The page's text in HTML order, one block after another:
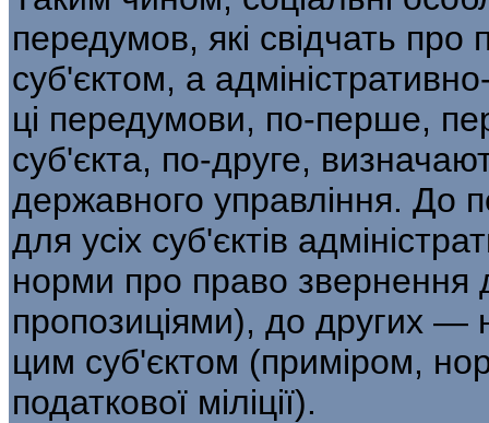
переду­мов, які свідчать про
суб'єктом, а
ці передумови, по-перше,
суб'єкта, по-друге,
державного управління. До
для усіх суб'єктів
норми про пра­во звернення
пропозиціями), до других —
цим суб'єктом (приміром,
податкової міліції).